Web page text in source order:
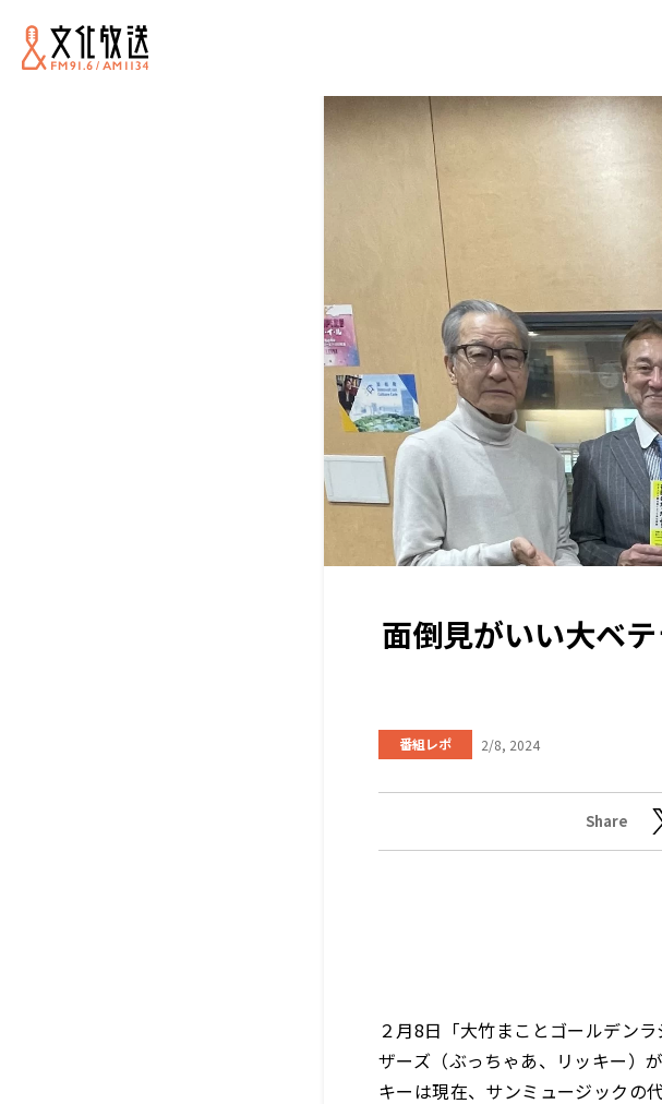
面倒見がいい大ベ
番組レポ 2/8, 2024
Share
２月8日「大竹まことゴールデン
ザーズ（ぶっちゃあ、リッキー）
キーは現在、サンミュージックの